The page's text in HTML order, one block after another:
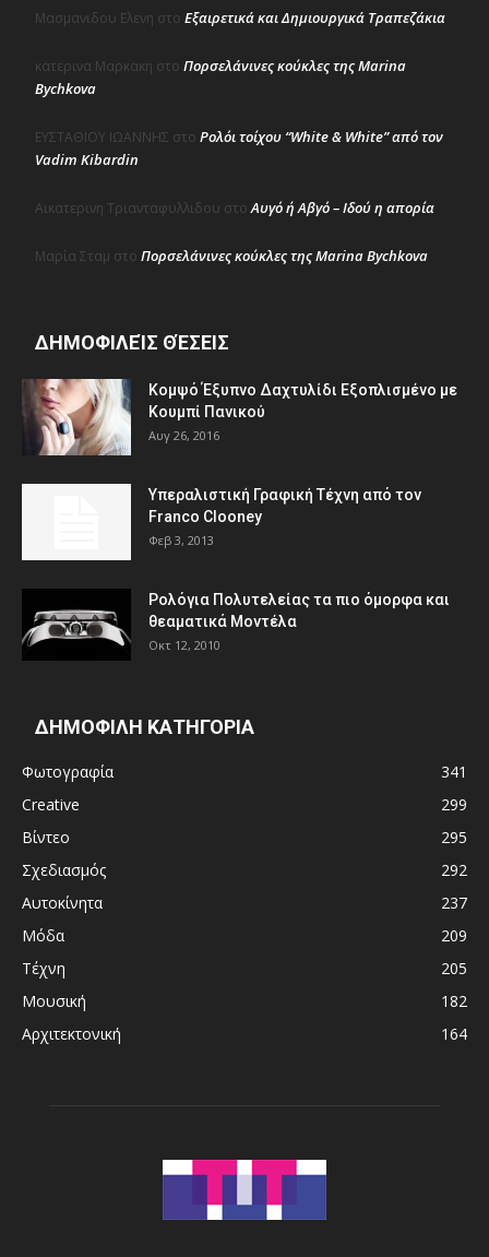
Μασμανιδου Ελενη στο Εξαιρετικά και Δημιουργικά Τραπεζάκια
κατερινα Μαρκακη στο Πορσελάνινες κούκλες της Marina
Bychkova
ΕΥΣΤΑΘΙΟΥ ΙΩΑΝΝΗΣ στο Ρολόι τοίχου “White & White” από τον
Vadim Kibardin
Αικατερινη Τριανταφυλλιδου στοΑυγό ή Αβγό – Ιδού η απορία
Μαρία Σταμ στο Πορσελάνινες κούκλες της Marina Bychkova
ΔΗΜΟΦΙΛΕΊΣ ΘΈΣΕΙΣ
Κομψό Έξυπνο Δαχτυλίδι Εξοπλισμένο με
Κουμπί Πανικού
Αυγ 26, 2016
Υπεραλιστική Γραφική Τέχνη από τον
Franco Clooney
Φεβ 3, 2013
Ρολόγια Πολυτελείας τα πιο όμορφα και
θεαματικά Μοντέλα
Οκτ 12, 2010
ΔΗΜΟΦΙΛΗ ΚΑΤΗΓΟΡΙΑ
Φωτογραφία
341
Creative
299
Βίντεο
295
Σχεδιασμός
292
Αυτοκίνητα
237
Μόδα
209
Τέχνη
205
Μουσική
182
Αρχιτεκτονική
164